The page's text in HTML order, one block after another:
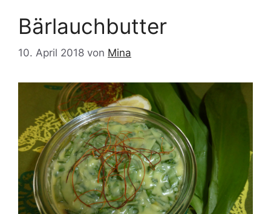
Bärlauchbutter
10. April 2018 von Mina